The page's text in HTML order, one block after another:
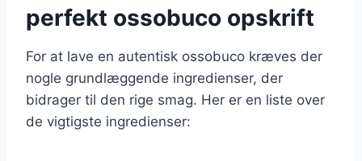
perfekt ossobuco opskrift
For at lave en autentisk ossobuco kræves der
nogle grundlæggende ingredienser, der
bidrager til den rige smag. Her er en liste over
de vigtigste ingredienser: